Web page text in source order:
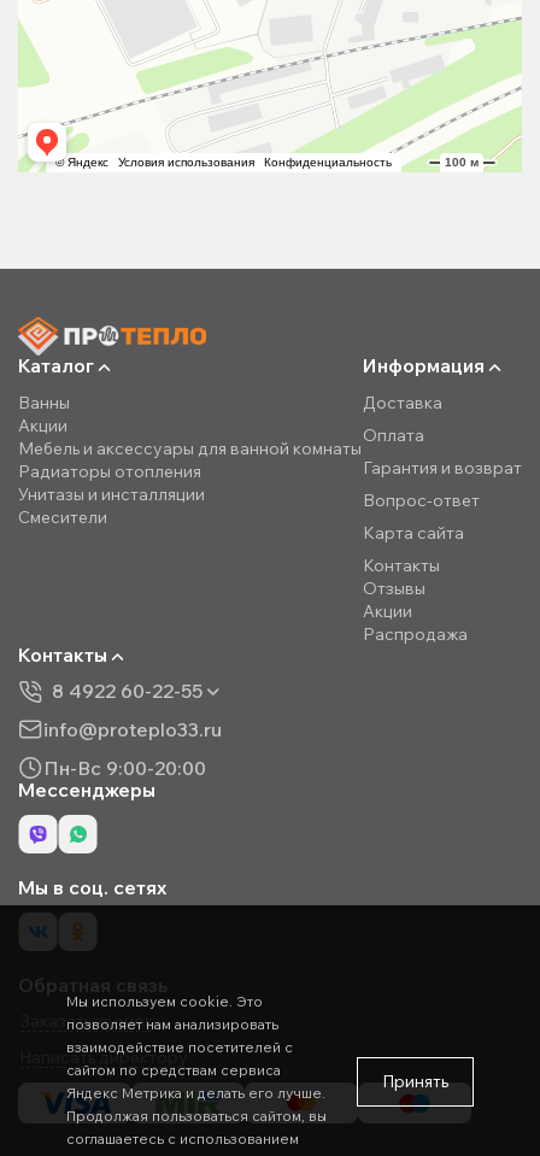
Каталог
Ванны
Акции
Мебель и аксессуары для ванной комнаты
Радиаторы отопления
Унитазы и инсталляции
Смесители
Информация
Доставка
Оплата
Гарантия и возврат
Вопрос-ответ
Карта сайта
Контакты
Отзывы
Акции
Распродажа
Контакты
8 4922 60-22-55
info@proteplo33.ru
Пн-Вс 9:00-20:00
Мессенджеры
Мы в соц. сетях
Обратная связь
Заказать звонок
Написать директору
Мы используем cookie. Это
позволяет нам анализировать
взаимодействие посетителей с
сайтом по средствам сервиса
Яндекс Метрика и делать его лучше.
Продолжая пользоваться сайтом, вы
соглашаетесь с использованием
Принять